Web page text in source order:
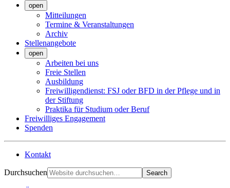
open
Mitteilungen
Termine & Veranstaltungen
Archiv
Stellenangebote
open
Arbeiten bei uns
Freie Stellen
Ausbildung
Freiwilligendienst: FSJ oder BFD in der Pflege und in
der Stiftung
Praktika für Studium oder Beruf
Freiwilliges Engagement
Spenden
Kontakt
Durchsuchen Search